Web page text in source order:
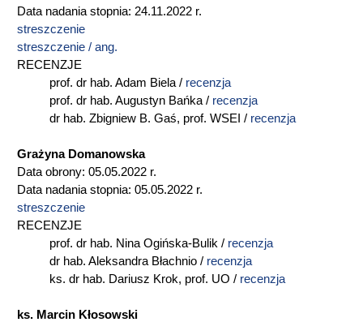
Data nadania stopnia: 24.11.2022 r.
streszczenie
streszczenie / ang.
RECENZJE
prof. dr hab. Adam Biela / recenzja
prof. dr hab. Augustyn Bańka / recenzja
dr hab. Zbigniew B. Gaś, prof. WSEI / recenzja
Grażyna Domanowska
Data obrony: 05.05.2022 r.
Data nadania stopnia: 05.05.2022 r.
streszczenie
RECENZJE
prof. dr hab. Nina Ogińska-Bulik / recenzja
dr hab. Aleksandra Błachnio / recenzja
ks. dr hab. Dariusz Krok, prof. UO / recenzja
ks. Marcin Kłosowski